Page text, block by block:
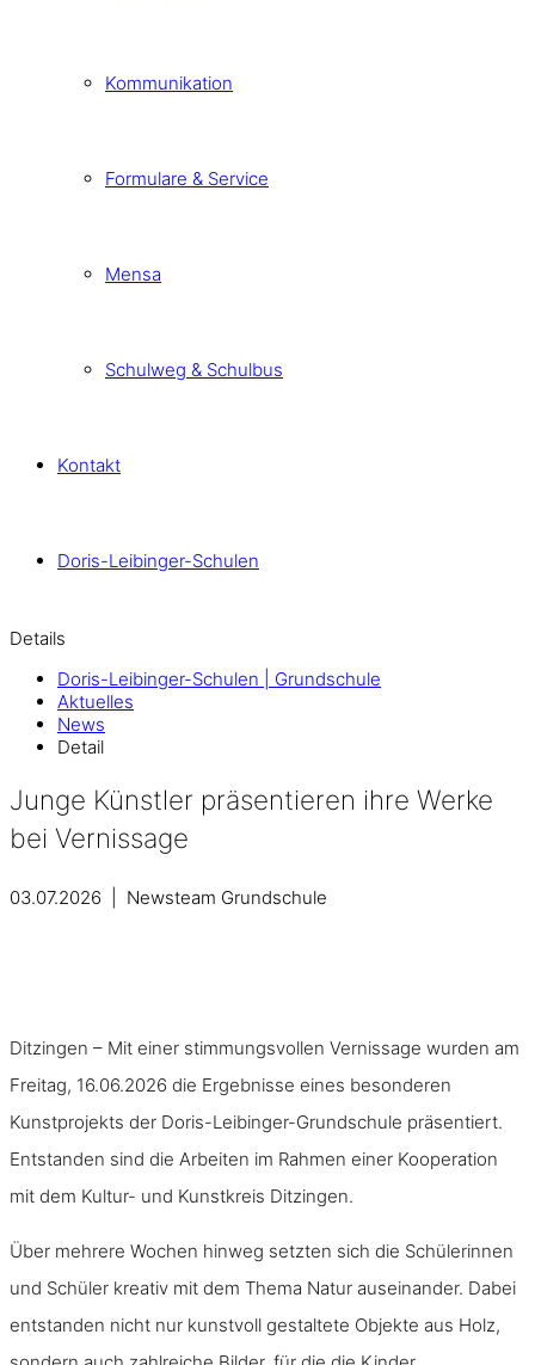
Kommunikation
Formulare & Service
Mensa
Schulweg & Schulbus
Kontakt
Doris-Leibinger-Schulen
Details
Doris-Leibinger-Schulen | Grundschule
Aktuelles
News
Detail
Junge Künstler präsentieren ihre Werke
bei Vernissage
03.07.2026 | Newsteam Grundschule
Ditzingen – Mit einer stimmungsvollen Vernissage wurden am
Freitag, 16.06.2026 die Ergebnisse eines besonderen
Kunstprojekts der Doris-Leibinger-Grundschule präsentiert.
Entstanden sind die Arbeiten im Rahmen einer Kooperation
mit dem Kultur- und Kunstkreis Ditzingen.
Über mehrere Wochen hinweg setzten sich die Schülerinnen
und Schüler kreativ mit dem Thema Natur auseinander. Dabei
entstanden nicht nur kunstvoll gestaltete Objekte aus Holz,